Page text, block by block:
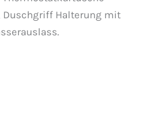
Duschgriff Halterung mit